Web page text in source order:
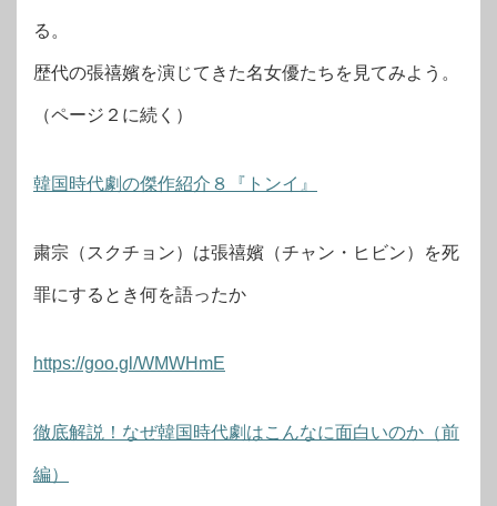
る。
歴代の張禧嬪を演じてきた名女優たちを見てみよう。
（ページ２に続く）
韓国時代劇の傑作紹介８『トンイ』
粛宗（スクチョン）は張禧嬪（チャン・ヒビン）を死
罪にするとき何を語ったか
https://goo.gl/WMWHmE
徹底解説！なぜ韓国時代劇はこんなに面白いのか（前
編）